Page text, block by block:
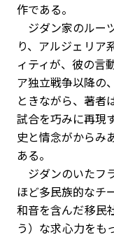
作である。
ジダン家のルー
り、アルジェリア
ィティが、彼の言
ア独立戦争以降の
ときながら、著者
試合を巧みに再現
史と情念がからみ
ある。
ジダンのいたフ
ほど多民族的なチ
和音を含んだ移民
う）な求心力をも